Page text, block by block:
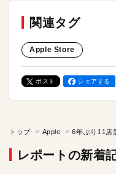
関連タグ
Apple Store
ポスト シェアする
トップ Apple
レポートの新着